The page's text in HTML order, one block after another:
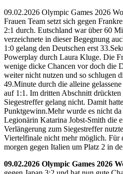
09.02.2026 Olympic Games 2026
Frauen Team setzt sich gegen
2:1 durch. Eutschland war über 60
verzeichnete in dieser Begegnung
1:0 gelang den Deutschen erst
Powerplay durch Laura Kluge. Die
wenige dicke Chancen vor doch die
weiter nicht nutzen und so schlugen
49.Minute durch die alleine
auf 1:1. Im dritten Abschnitt
Siegestreffer gelang nicht. Damit
Punktgewinn.Mehr wurde es nicht
Legionärin Katarina Jobst-Smith die
Verlängerung zum Siegestreffer
Viertelfinale nicht mehr möglich. Für
morgen gegen Italien um Platz 2 in
09.02.2026 Olympic Games 2026